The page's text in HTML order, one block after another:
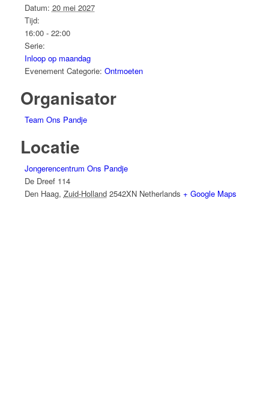
Datum: 20 mei 2027
Tijd:
16:00 - 22:00
Serie:
Inloop op maandag
Evenement Categorie: Ontmoeten
Organisator
Team Ons Pandje
Locatie
Jongerencentrum Ons Pandje
De Dreef 114
Den Haag, Zuid-Holland 2542XN Netherlands + Google Maps